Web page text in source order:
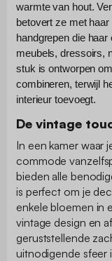
warmte van hout.
betovert ze met
handgrepen die
meubels, dressoirs,
stuk is ontworpen
combineren, terwijl
interieur toevoegt.
De vintage
In een kamer waar
commode
bieden alle
is perfect om je
enkele bloemen in
vintage design en
geruststellende
uitnodigende sfeer